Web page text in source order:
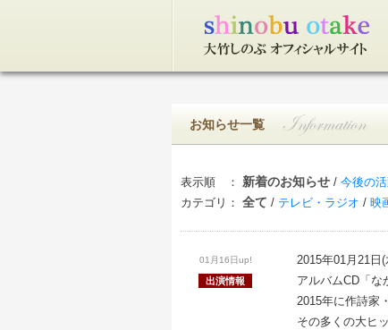
お知らせ一覧
表示順 ： 新着のお知らせ / 今後の
カテゴリ： 全て / テレビ・ラジオ / 映
01月16日up!
出演情報
2015年01月21日(
アルバムCD「な
2015年に作詩家
その多くの大ヒ